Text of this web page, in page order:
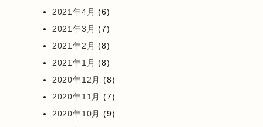
2021年4月 (6)
2021年3月 (7)
2021年2月 (8)
2021年1月 (8)
2020年12月 (8)
2020年11月 (7)
2020年10月 (9)